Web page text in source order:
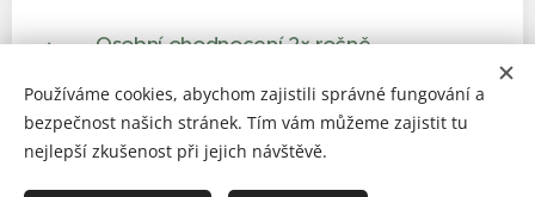
Osobní ohodnocení 2× ročně
Přátelský kolektiv a firemní akce
Používáme cookies, abychom zajistili správné fungování a
bezpečnost našich stránek. Tím vám můžeme zajistit tu
nejlepší zkušenost při jejich návštěvě.